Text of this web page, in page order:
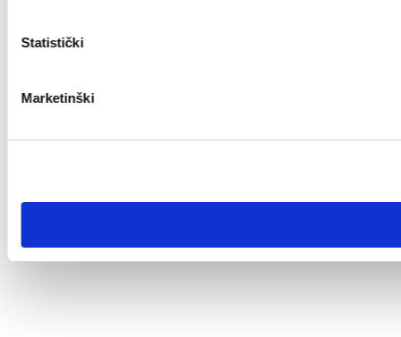
Statistički
Marketinški